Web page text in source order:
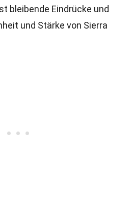
bleibende Eindrücke und
und Stärke von Sierra